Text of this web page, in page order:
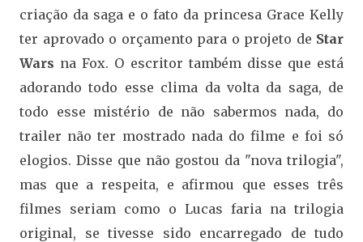
criação da saga e o fato da princesa Grace Kelly
ter aprovado o orçamento para o projeto de Star
Wars na Fox. O escritor também disse que está
adorando todo esse clima da volta da saga, de
todo esse mistério de não sabermos nada, do
trailer não ter mostrado nada do filme e foi só
elogios. Disse que não gostou da "nova trilogia",
mas que a respeita, e afirmou que esses três
filmes seriam como o Lucas faria na trilogia
original, se tivesse sido encarregado de tudo